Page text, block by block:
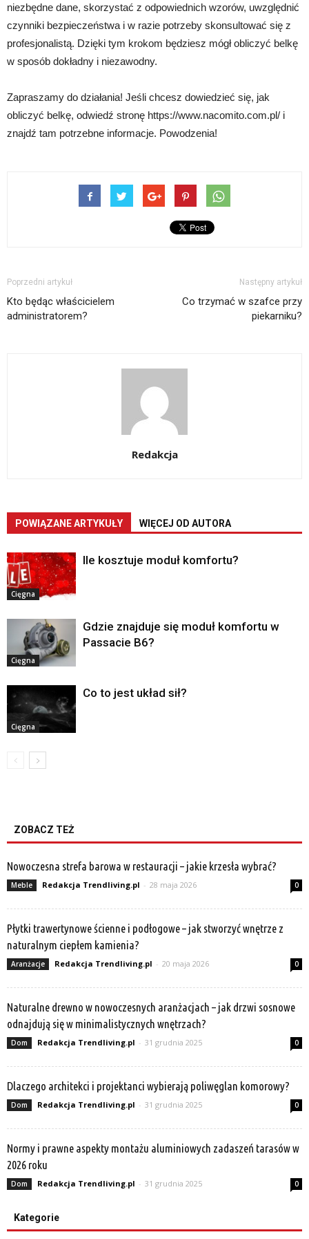
niezbędne dane, skorzystać z odpowiednich wzorów, uwzględnić
czynniki bezpieczeństwa i w razie potrzeby skonsultować się z
profesjonalistą. Dzięki tym krokom będziesz mógł obliczyć belkę
w sposób dokładny i niezawodny.
Zapraszamy do działania! Jeśli chcesz dowiedzieć się, jak
obliczyć belkę, odwiedź stronę https://www.nacomito.com.pl/ i
znajdź tam potrzebne informacje. Powodzenia!
Poprzedni artykuł
Kto będąc właścicielem
administratorem?
Następny artykuł
Co trzymać w szafce przy
piekarniku?
Redakcja
POWIĄZANE ARTYKUŁY WIĘCEJ OD AUTORA
Cięgna
Ile kosztuje moduł komfortu?
Cięgna
Gdzie znajduje się moduł komfortu w
Passacie B6?
Cięgna
Co to jest układ sił?
ZOBACZ TEŻ
Nowoczesna strefa barowa w restauracji – jakie krzesła wybrać?
Meble Redakcja Trendliving.pl - 28 maja 2026 0
Płytki trawertynowe ścienne i podłogowe – jak stworzyć wnętrze z
naturalnym ciepłem kamienia?
Aranżacje Redakcja Trendliving.pl - 20 maja 2026 0
Naturalne drewno w nowoczesnych aranżacjach – jak drzwi sosnowe
odnajdują się w minimalistycznych wnętrzach?
Dom Redakcja Trendliving.pl - 31 grudnia 2025 0
Dlaczego architekci i projektanci wybierają poliwęglan komorowy?
Dom Redakcja Trendliving.pl - 31 grudnia 2025 0
Normy i prawne aspekty montażu aluminiowych zadaszeń tarasów w
2026 roku
Dom Redakcja Trendliving.pl - 31 grudnia 2025 0
Kategorie